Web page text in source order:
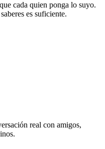
cada quien ponga lo suyo.
es suficiente.
real con amigos,